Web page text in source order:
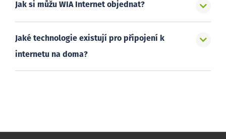
Jak si můžu WIA Internet objednat?
Jaké technologie existují pro připojení k
internetu na doma?